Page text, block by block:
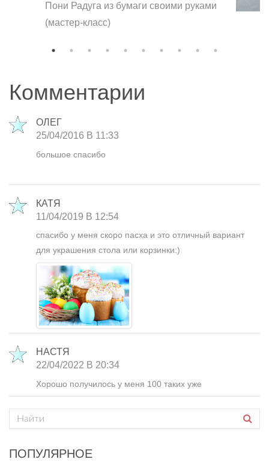
Пони Радуга из бумаги своими руками
(мастер-класс)
Комментарии
ОЛЕГ
25/04/2016 В 11:33
большое спасибо
КАТЯ
11/04/2019 В 12:54
спасибо у меня скоро пасха и это отличный вариант
для украшения стола или корзинки:)
НАСТЯ
22/04/2022 В 20:34
Хорошо получилось у меня 100 таких уже
ПОПУЛЯРНОЕ